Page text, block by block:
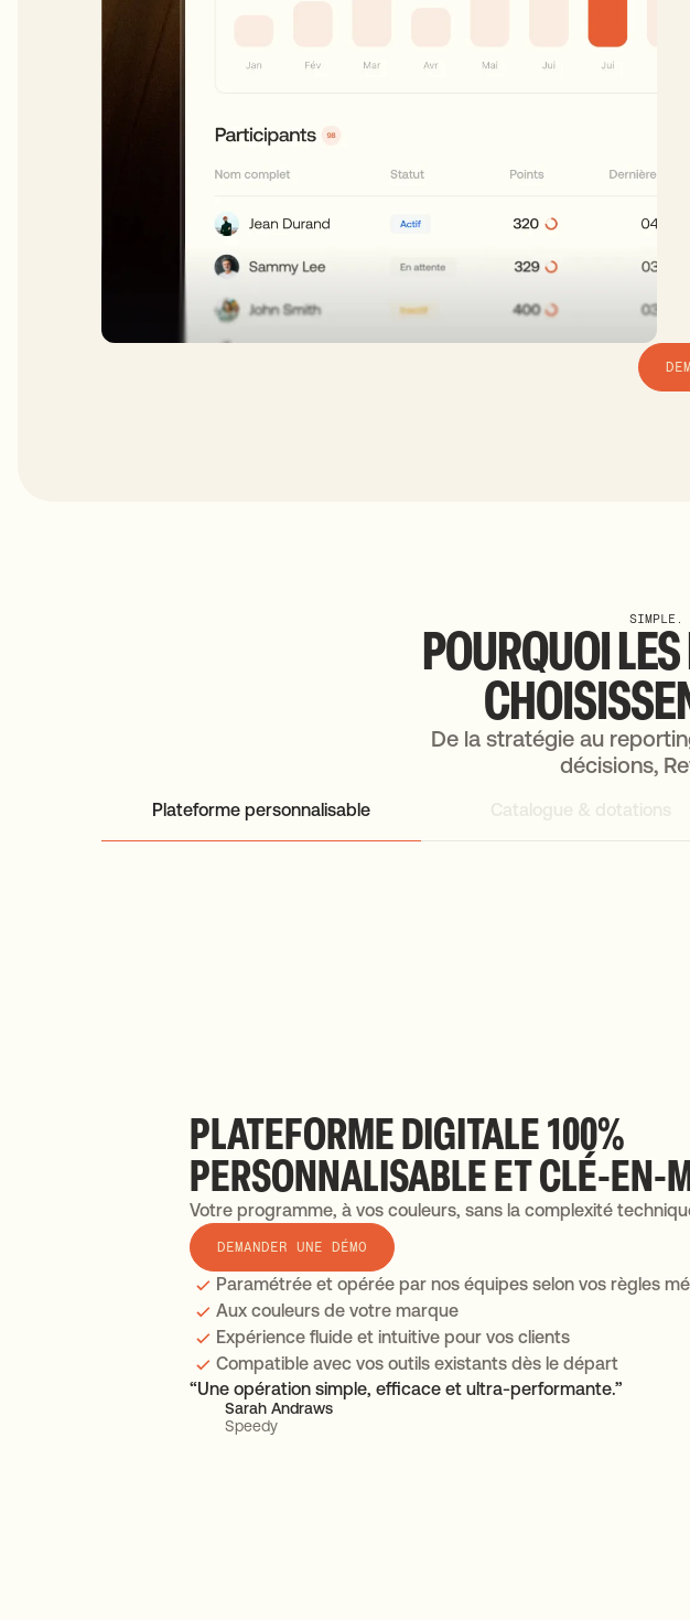
SIMPLE.
POURQUOILES
De la stratégie au
décisions,
Plateforme personnalisable
PLATEFORME DIGITALE 100%
PERSONNALISABLE ET CLÉ-EN-
Votre programme, à vos couleurs, sans la complexité
DEMANDER UNE DÉMO
Paramétrée et opérée par nos équipes selon vos règles
Aux couleurs de votre marque
Expérience fluide et intuitive pour vos clients
Compatible avec vos outils existants dès le départ
“Une opération simple, efficace et ultra-performante.”
Sarah Andraws
Speedy